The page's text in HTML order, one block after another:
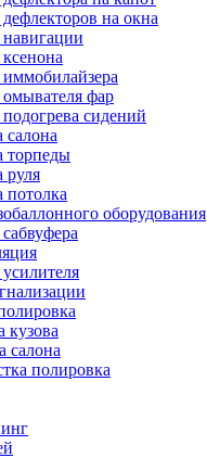
на окна
навигации
иммобилайзера
омывателя фар
сидений
салона
торпеды
руля
потолка
оборудования
кузова
салона
полировка